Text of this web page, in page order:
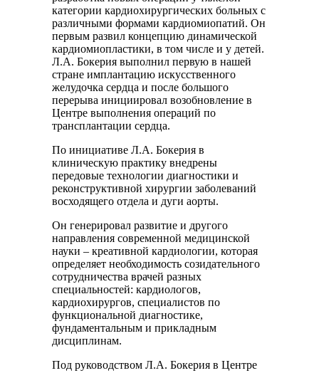
категории кардиохирургических больных с
различными формами кардиомиопатий. Он
первым развил концепцию динамической
кардиомиопластики, в том числе и у детей.
Л.А. Бокерия выполнил первую в нашей
стране имплантацию искусственного
желудочка сердца и после большого
перерыва инициировал возобновление в
Центре выполнения операций по
трансплантации сердца.
По инициативе Л.А. Бокерия в
клиническую практику внедрены
передовые технологии диагностики и
реконструктивной хирургии заболеваний
восходящего отдела и дуги аорты.
Он генерировал развитие и другого
направления современной медицинской
науки – креативной кардиологии, которая
определяет необходимость созидательного
сотрудничества врачей разных
специальностей: кардиологов,
кардиохирургов, специалистов по
функциональной диагностике,
фундаментальным и прикладным
дисциплинам.
Под руководством Л.А. Бокерия в Центре